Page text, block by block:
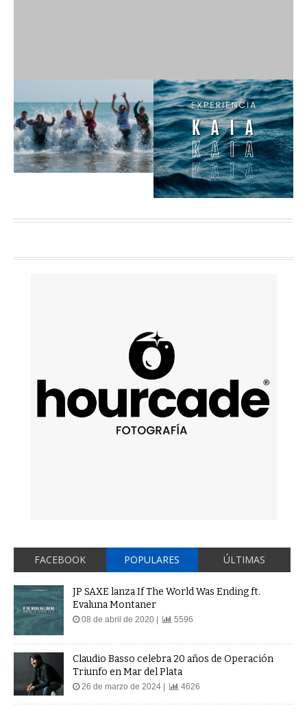
FACEBOOK POPULARES ÚLTIMAS
JP SAXE lanza If The World Was Ending ft.
Evaluna Montaner
08 de abril de 2020 | 5596
Claudio Basso celebra 20 años de Operación
Triunfo en Mar del Plata
26 de marzo de 2024 | 4626